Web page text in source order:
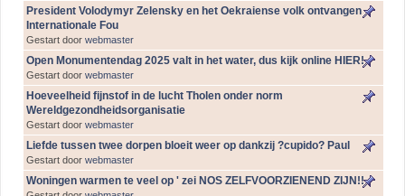
President Volodymyr Zelensky en het Oekraiense volk ontvangen
Internationale Fou
Gestart door webmaster
Open Monumentendag 2025 valt in het water, dus kijk online HIER!
Gestart door webmaster
Hoeveelheid fijnstof in de lucht Tholen onder norm
Wereldgezondheidsorganisatie
Gestart door webmaster
Liefde tussen twee dorpen bloeit weer op dankzij ?cupido? Paul
Gestart door webmaster
Woningen warmen te veel op ' zei NOS ZELFVOORZIENEND ZIJN!!